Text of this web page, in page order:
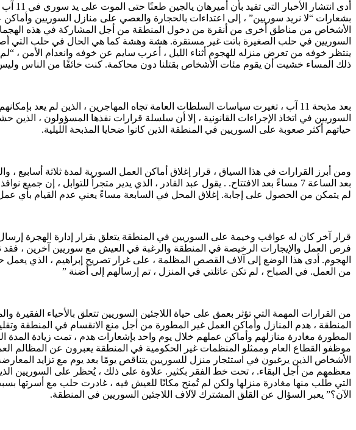
أدى
بشعارات “لا نريد سوريين” ، إلى اعتداءات بالحجارة والعصي على منازل السوريين
الأشخاص من مناطق أخرى من أنقرة من دخول المنطقة من أجل المشاركة في هذه الهجمات
السوريين في حلب الصغيرة باتت غير مستقرة. هشة وهشة كما هي الحال في حلب التي
ينتظر خوفه من تعرض منزله للهجوم أثناء الليل ، أعرب سايم عن خوفه وانعدام الأمن
ذلك المساء خشيت أن يقوم مئات الأشخاص بقتلنا دون محاكمة. كنت خائفًا من الناس
بعد مذبحة 11 آب ، تغيرت سياسات السلطات العامة تجاه المهاجرين ، الذين لم
حياتهم أكثر صعوبة على السوريين في المنطقة الذين كانوا ضحايا المذبحة الليلية.
ومن أبرز القرارات في هذا السياق ، قرار إغلاق أماكن العمل السورية لمدة ثلاثة أسابيع
بعد الساعة 7 مساءً بعد الافتتاح. . يقول عبد القادر ، الذي يدير متجراً للتوابل
لم يتمكن من الحصول على إجابة. إغلاق المحل في السابعة مساءً يعني عدم القيام بأي
قرار آخر كان له عواقب وخيمة على السوريين في المنطقة يتعلق بقرار إدارة الهجرة
فرص العمل والإيجارات الرخيصة في المنطقة والرغبة في العيش مع سوريين آخرين ، فقد
الهجوم. أدى هذا الوضع إلى آلاف القصص المظلمة ، على غرار تصريح إبراهيم ، الذي يعمل
من العمل. في الصباح ، لم تكن عائلتي في المنزل ، تم إرسالهم إلى أضنة ”
من القرارات المهمة التي تؤثر بعمق على حياة اللاجئين السوريين تتعلق بالأحياء
المنطقة ، هدم المنازل وأماكن العمل غير المطورة من أجل منع الانقسام في المنطقة
المطورة مغادرة منازلهم وأماكن عملهم خلال يوم واحد بإشعارات هدم ، تمت زيادة المدة
موظفو القطاع العام وممثلو المنظمات غير الحكومية في المنطقة يعبرون عن المظالم
الأشخاص الذين يرغبون في استئجار منزل للسوريين يتناقص يومًا بعد يوم مع تزايد
معظمهم من أجل البقاء. ، تحت خط الفقر بكثير. علاوة على ذلك ، يُحظر على السوريين
التي طُلب منها مغادرة منزلها ولكن لم تُمنح مكانًا للعيش فيه ، غادرت حلب مع أسرتها
الآن؟” يعبر السؤال عن القلق المشترك لآلاف اللاجئين السوريين في المنطقة.